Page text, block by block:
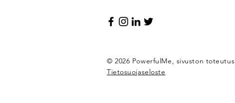
© 2026 PowerfulMe, sivuston toteutus
Tietosuojaseloste